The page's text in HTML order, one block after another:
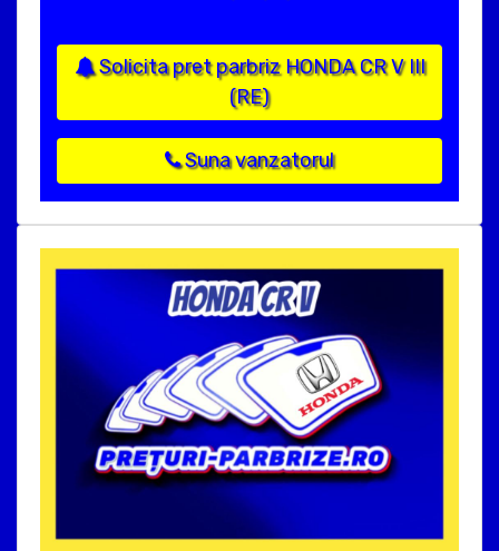
Solicita pret parbriz HONDA CR V III
(RE)
Suna vanzatorul